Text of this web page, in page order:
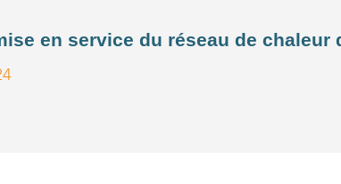
en service du réseau de chaleur